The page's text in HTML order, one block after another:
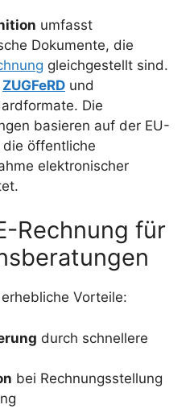
umfasst
Dokumente, die
gleichgestellt sind.
ZUGFeRD und
Die
basieren auf der EU-
die öffentliche
elektronischer
Rechnung für
Vorteile:
durch schnellere
bei Rechnungsstellung